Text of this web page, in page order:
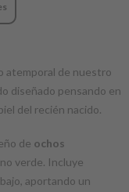
atemporal de nuestro
diseñado pensando en
del recién nacido.
de ochos
verde. Incluye
aportando un